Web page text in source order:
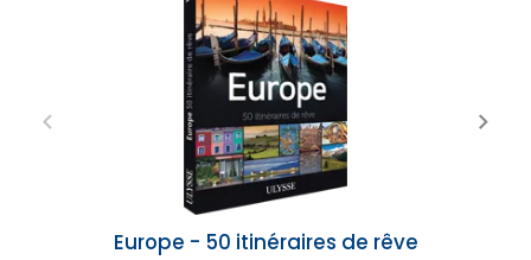
Europe - 50 itinéraires de rêve